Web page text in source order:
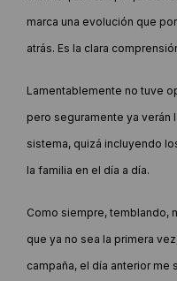
marca una evolución que
atrás. Es la clara
Lamentablemente no tuve
pero seguramente ya verán
sistema, quizá incluyendo
la familia en el día a día.
Como siempre, temblando,
que ya no sea la primera
campaña, el día anterior me